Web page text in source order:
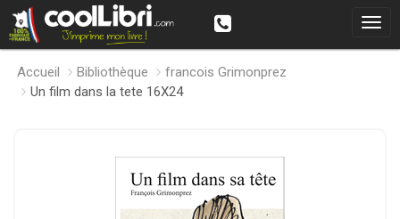
Accueil Bibliothèque
francois Grimonprez
Un film dans la tete 16X24